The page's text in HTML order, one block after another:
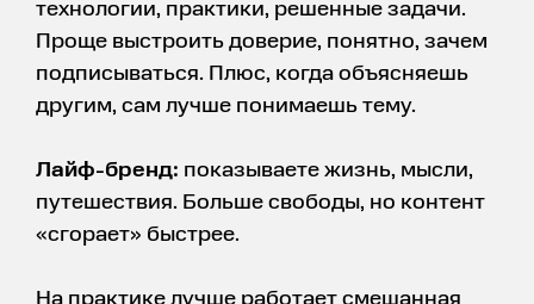
технологии, практики, решенные задачи.
Проще выстроить доверие, понятно, зачем
подписываться. Плюс, когда объясняешь
другим, сам лучше понимаешь тему.
Лайф-бренд: показываете жизнь, мысли,
путешествия. Больше свободы, но контент
«сгорает» быстрее.
На практике лучше работает смешанная